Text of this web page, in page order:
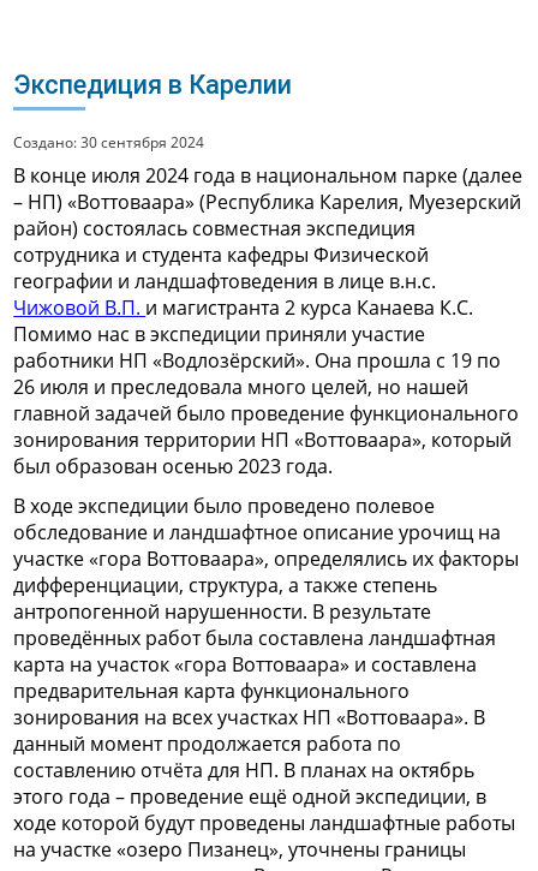
Экспедиция в Карелии
Создано: 30 сентября 2024
В конце июля 2024 года в национальном парке (далее
– НП) «Воттоваара» (Республика Карелия, Муезерский
район) состоялась совместная экспедиция
сотрудника и студента кафедры Физической
географии и ландшафтоведения в лице в.н.с.
Чижовой В.П. и магистранта 2 курса Канаева К.С.
Помимо нас в экспедиции приняли участие
работники НП «Водлозёрский». Она прошла с 19 по
26 июля и преследовала много целей, но нашей
главной задачей было проведение функционального
зонирования территории НП «Воттоваара», который
был образован осенью 2023 года.
В ходе экспедиции было проведено полевое
обследование и ландшафтное описание урочищ на
участке «гора Воттоваара», определялись их факторы
дифференциации, структура, а также степень
антропогенной нарушенности. В результате
проведённых работ была составлена ландшафтная
карта на участок «гора Воттоваара» и составлена
предварительная карта функционального
зонирования на всех участках НП «Воттоваара». В
данный момент продолжается работа по
составлению отчёта для НП. В планах на октябрь
этого года – проведение ещё одной экспедиции, в
ходе которой будут проведены ландшафтные работы
на участке «озеро Пизанец», уточнены границы